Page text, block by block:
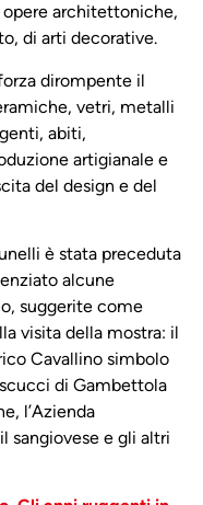
opere architettoniche,
di arti decorative.
dirompente il
vetri, metalli
abiti,
artigianale e
del design e del
è stata preceduta
alcune
suggerite come
visita della mostra: il
Cavallino simbolo
di Gambettola
l’Azienda
sangiovese e gli altri